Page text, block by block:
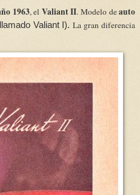
1963, el Valiant II. Modelo deauto
Valiant I). La gran diferencia